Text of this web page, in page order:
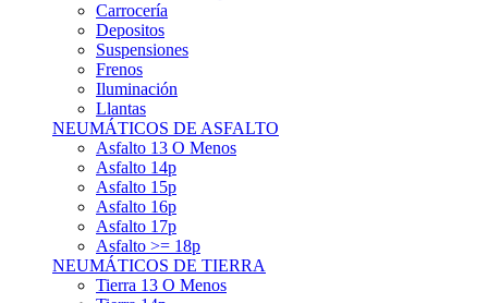
Suspensiones
Frenos
Iluminación
Llantas
NEUMÁTICOS DE ASFALTO
Asfalto 13 O Menos
Asfalto 14p
Asfalto 15p
Asfalto 16p
Asfalto 17p
Asfalto >= 18p
NEUMÁTICOS DE TIERRA
Tierra 13 O Menos
Tierra 14p
Tierra >= 15p